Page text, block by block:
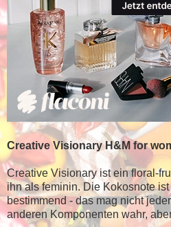
Creative Visionary H&M for
Creative Visionary ist ein floral-
ihn als feminin. Die Kokosnote
bestimmend - das mag nicht
anderen Komponenten wahr,